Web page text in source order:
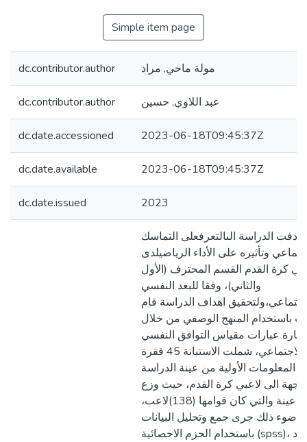
Simple item page
dc.contributor.author مولة ماحي, مراد
dc.contributor.author عبد اللاوي, حسين
dc.date.accessioned 2023-06-18T09:45:37Z
dc.date.available 2023-06-18T09:45:37Z
dc.date.issued 2023
هدفت الدراسة الىالتعرفعلى التماسك
وتأثيره على الأداء الرياضيلدى
كرة القدم القسم المحترف (الأول
والثاني)، وفقا للبعد النفسي
اهداف الدراسة قام
باستخدام المنهج الوصفي من خلال
عبارات مقياس التوافق النفسي
والاجتماعي، شملت الاستبانة 45 فقرة
المعلومات الأولية من عينة الدراسة
الى لاعبي كرة الفدم، حيث وزع
على عينة والتي كان قوامها (138)لاعب،
ضوء ذلك جرى جمع وتحليل البيانات
باستخدام الحزم الاحصائية (spss)، وبعد